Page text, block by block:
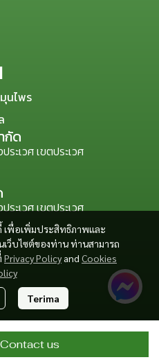
Contact us
เพื่อเพิ่มประสิทธิภาพและ
ว็บไซต์ของท่าน ท่านสามารถ
Privacy Policy and Cookies
Terima
นไพร
กัด
ะเวศ เขตประเวศ
ะเวศ เขตประเวศ